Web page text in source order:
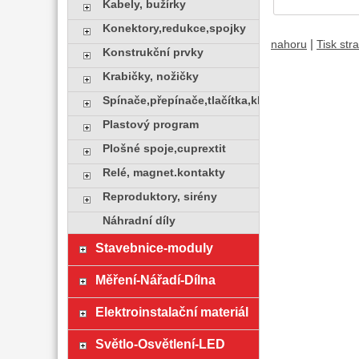
nahoru Tisk
Kabely, bužírky
Konektory,redukce,spojky
Konstrukční prvky
Krabičky, nožičky
Spínače,přepínače,tlačítka,klávesy
Plastový program
Plošné spoje,cuprextit
Relé, magnet.kontakty
Reproduktory, sirény
Náhradní díly
Stavebnice-moduly
Měření-Nářadí-Dílna
Elektroinstalační materiál
Světlo-Osvětlení-LED